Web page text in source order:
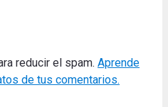
reducir el spam. Aprende
de tus comentarios.